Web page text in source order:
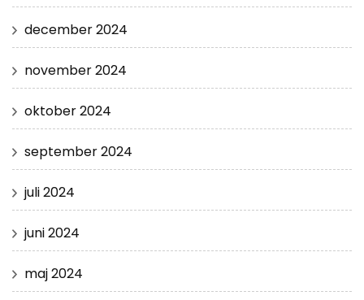
december 2024
november 2024
oktober 2024
september 2024
juli 2024
juni 2024
maj 2024